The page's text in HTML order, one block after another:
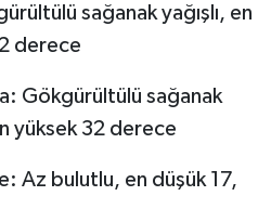
sağanak yağışlı, en
derece
Gökgürültülü sağanak
yüksek 32 derece
Az bulutlu, en düşük 17,